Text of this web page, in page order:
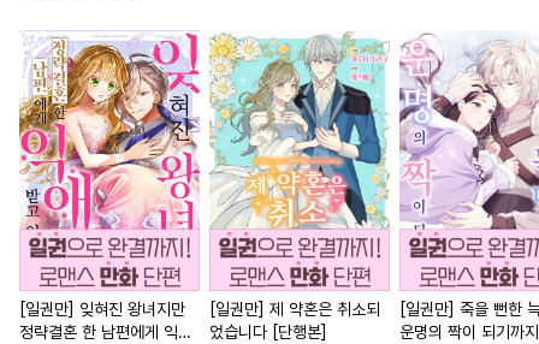
[일권만] 잊혀진 왕녀지만
정략결혼 한 남편에게 익애
[일권만] 제 약혼은 취소되
었습니다 [단행본]
[일권만] 죽을 뻔한
운명의 짝이 되기까